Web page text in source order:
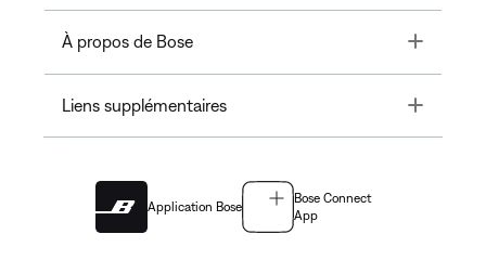
À propos de Bose Toggle
Liens supplémentaires Toggle
Application Bose
Bose Connect
App